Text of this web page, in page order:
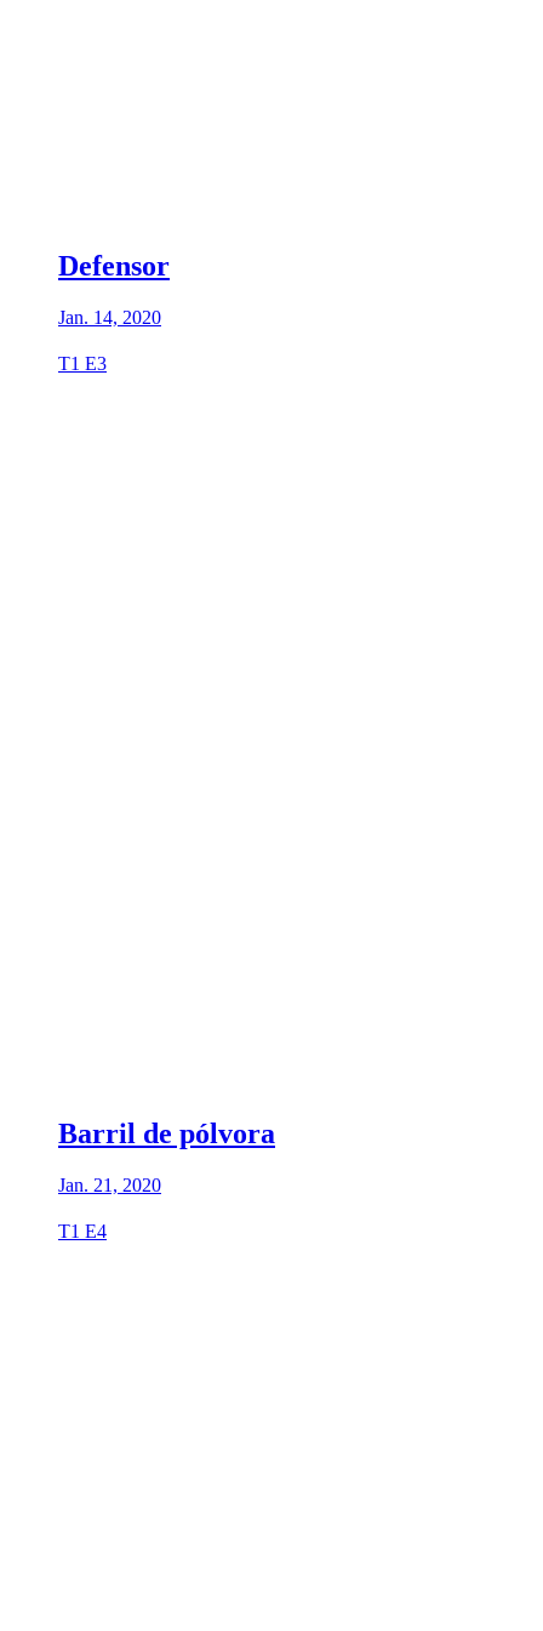
Defensor
Jan. 14, 2020
T1 E3
Barril de pólvora
Jan. 21, 2020
T1 E4